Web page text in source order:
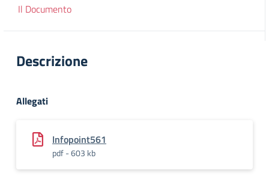
Il Documento
Descrizione
Allegati
Infopoint561
pdf - 603 kb